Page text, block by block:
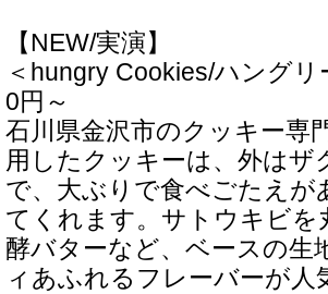
【NEW/実演】
＜hungry Cookies/ハング
0円～
石川県金沢市のクッキー専
用したクッキーは、外は
で、大ぶりで食べごたえ
てくれます。サトウキビ
酵バターなど、ベースの
ィあふれるフレーバーが人